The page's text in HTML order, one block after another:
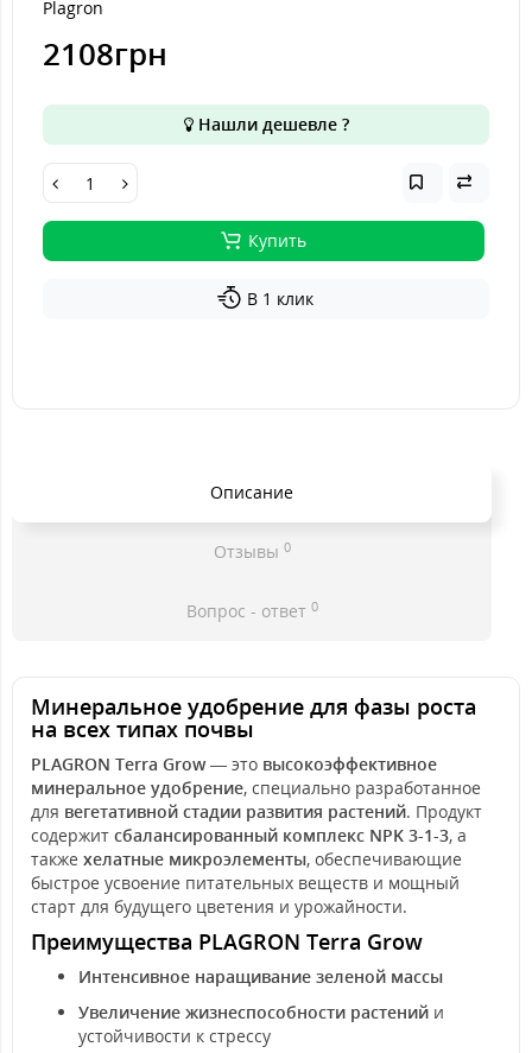
Plagron
2108грн
Нашли дешевле ?
Купить
В 1 клик
Описание
Отзывы 0
Вопрос - ответ 0
Минеральное удобрение для фазы роста
на всех типах почвы
PLAGRON Terra Grow— это высокоэффективное
минеральное удобрение, специально разработанное
для вегетативной стадии развития растений. Продукт
содержит сбалансированный комплекс NPK 3-1-3, а
также хелатные микроэлементы, обеспечивающие
быстрое усвоение питательных веществ и мощный
старт для будущего цветения и урожайности.
Преимущества PLAGRON Terra Grow
Интенсивное наращивание зеленой массы
Увеличение жизнеспособности растений и
устойчивости к стрессу